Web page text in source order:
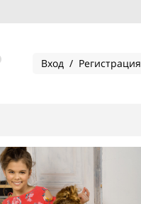
Вход / Регистрация